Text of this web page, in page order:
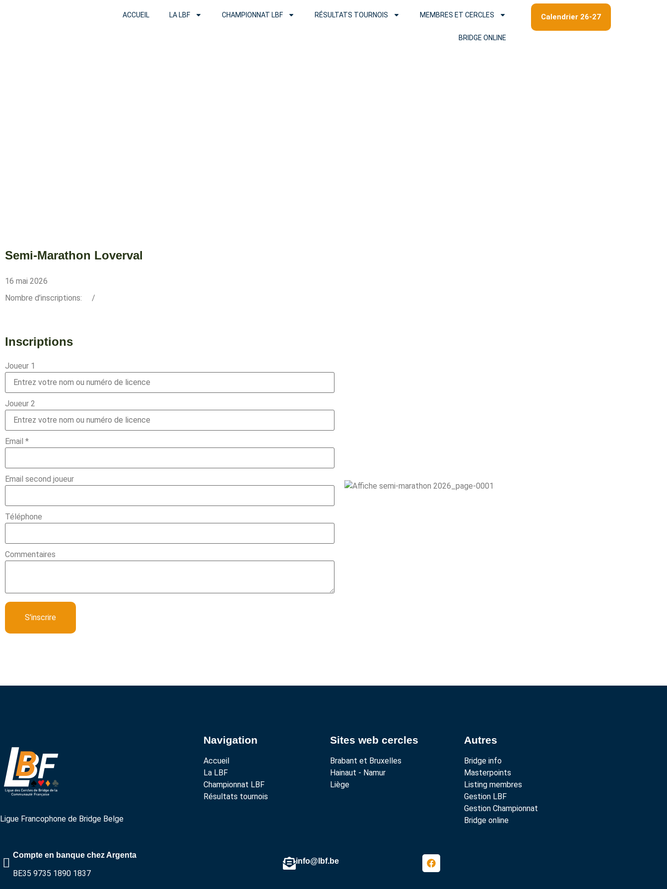
ACCUEIL LA LBF CHAMPIONNAT LBF RÉSULTATS TOURNOIS MEMBRES ET CERCLES
BRIDGE ONLINE
Calendrier 26-27
Semi-Marathon Loverval
16 mai 2026
Nombre d’inscriptions:
/
Inscriptions
Joueur 1
Joueur 2
Email *
Email second joueur
Téléphone
Commentaires
S'inscrire
Ligue Francophone de Bridge Belge
Navigation
Accueil
La LBF
Championnat LBF
Résultats tournois
Sites web cercles
Brabant et Bruxelles
Hainaut - Namur
Liège
Autres
Bridge info
Masterpoints
Listing membres
Gestion LBF
Gestion Championnat
Bridge online
Compte en banque chez Argenta
BE35 9735 1890 1837
info@lbf.be